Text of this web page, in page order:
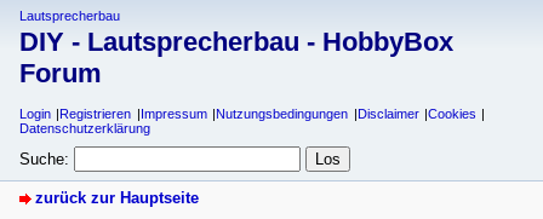
Lautsprecherbau
DIY - Lautsprecherbau - HobbyBox
Forum
Login Registrieren Impressum Nutzungsbedingungen Disclaimer
Cookies
Datenschutzerklärung
Suche:
zurück zur Hauptseite